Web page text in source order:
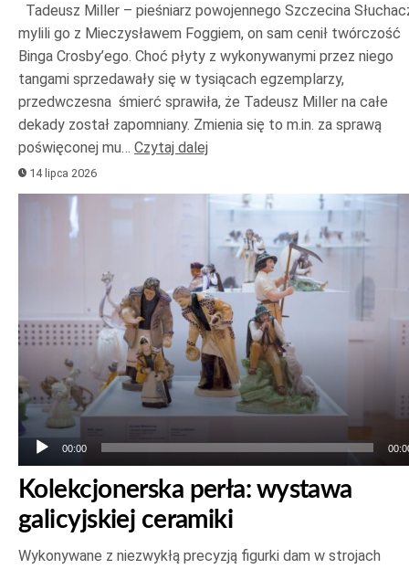
Tadeusz Miller – pieśniarz powojennego Szczecina
mylili go z Mieczysławem Foggiem, on sam cenił twórczość
Binga Crosby’ego. Choć płyty z wykonywanymi przez niego
tangami sprzedawały się w tysiącach egzemplarzy,
przedwczesna śmierć sprawiła, że Tadeusz Miller na całe
dekady został zapomniany. Zmienia się to m.in. za sprawą
poświęconej mu… Czytaj dalej
14 lipca 2026
Odtwarzacz
00:00
Kolekcjonerska perła: wystawa
galicyjskiej ceramiki
Wykonywane z niezwykłą precyzją figurki dam w strojach